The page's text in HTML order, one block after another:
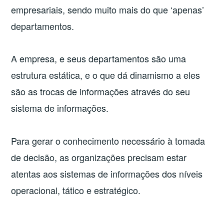
empresariais, sendo muito mais do que ‘apenas’
departamentos.
A empresa, e seus departamentos são uma
estrutura estática, e o que dá dinamismo a eles
são as trocas de informações através do seu
sistema de informações.
Para gerar o conhecimento necessário à tomada
de decisão, as organizações precisam estar
atentas aos sistemas de informações dos níveis
operacional, tático e estratégico.